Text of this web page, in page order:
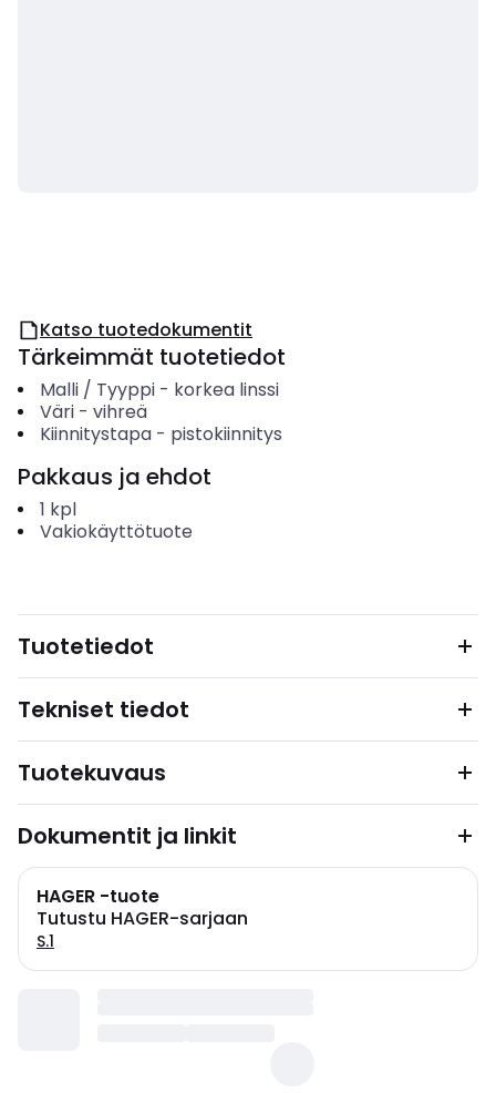
Katso tuotedokumentit
Tärkeimmät tuotetiedot
Malli / Tyyppi- korkea linssi
Väri- vihreä
Kiinnitystapa- pistokiinnitys
Pakkaus ja ehdot
1 kpl
Vakiokäyttötuote
Tuotetiedot
Tekniset tiedot
Tuotekuvaus
Dokumentit ja linkit
HAGER -tuote
Tutustu HAGER-sarjaan
S.1